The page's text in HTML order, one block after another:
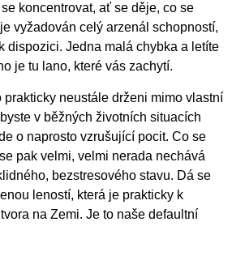
koncentrovat, ať se děje, co se
vyžadován celý arzenál schopností,
dispozici. Jedna malá chybka a letíte
je tu lano, které vás zachytí.
prakticky neustále drženi mimo vlastní
v běžných životních situacích
o naprosto vzrušující pocit. Co se
pak velmi, velmi nerada nechává
bezstresového stavu. Dá se
leností, která je prakticky k
na Zemi. Je to naše defaultní